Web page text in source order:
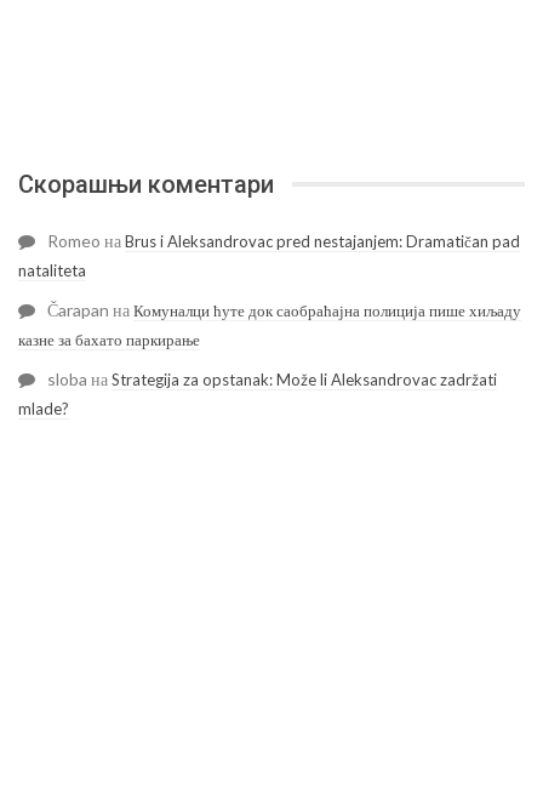
Скорашњи коментари
Romeo наBrus i Aleksandrovac pred nestajanjem: Dramatičan pad
nataliteta
Čarapan наКомуналци ћуте док саобраћајна полиција пише хиљаду
казне за бахато паркирање
sloba наStrategija za opstanak: Može li Aleksandrovac zadržati
mlade?